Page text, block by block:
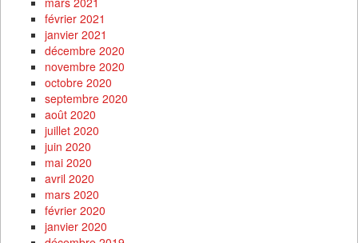
février 2021
janvier 2021
décembre 2020
novembre 2020
octobre 2020
septembre 2020
août 2020
juillet 2020
juin 2020
mai 2020
avril 2020
mars 2020
février 2020
janvier 2020